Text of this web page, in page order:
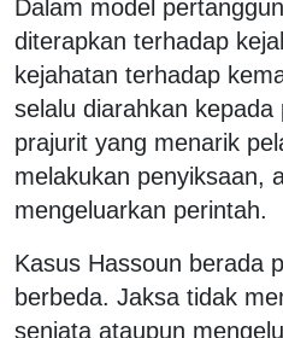
Dalam model
diterapkan terhadap
kejahatan terhadap
selalu diarahkan
prajurit yang menarik
melakukan penyiksaan,
mengeluarkan perintah.
Kasus Hassoun berada
berbeda. Jaksa tidak
senjata ataupun